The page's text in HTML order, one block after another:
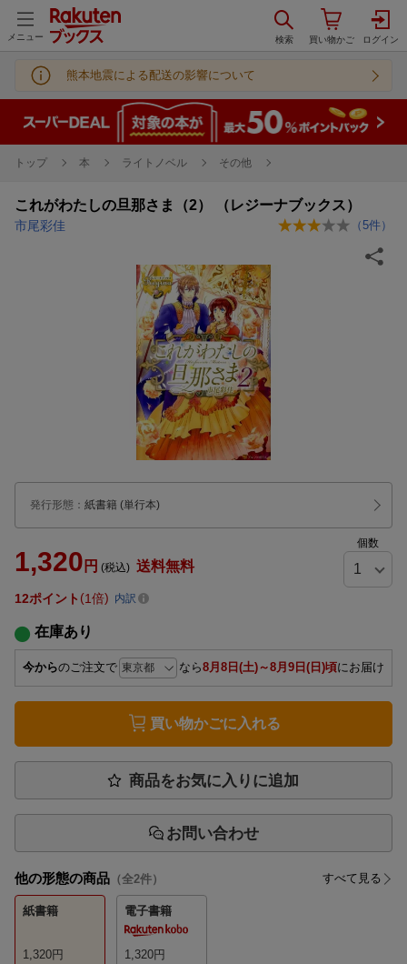
メニュー
熊本地震による配送の影響について
トップ 本 ライトノベル その他
これがわたしの旦那さま（2） （レジーナブックス）
市尾彩佳 （5件）
発行形態 ： 紙書籍 (単行本)
1,320 円 (税込) 送料無料
個数
12ポイント 1倍 内訳
在庫あり
今からのご注文で なら8月8日(土)～8月9日(日)頃にお届け
買い物かごに入れる
商品をお気に入りに追加
お問い合わせ
他の形態の商品 （全2件） すべて見る
紙書籍
1,320円
電子書籍
1,320円